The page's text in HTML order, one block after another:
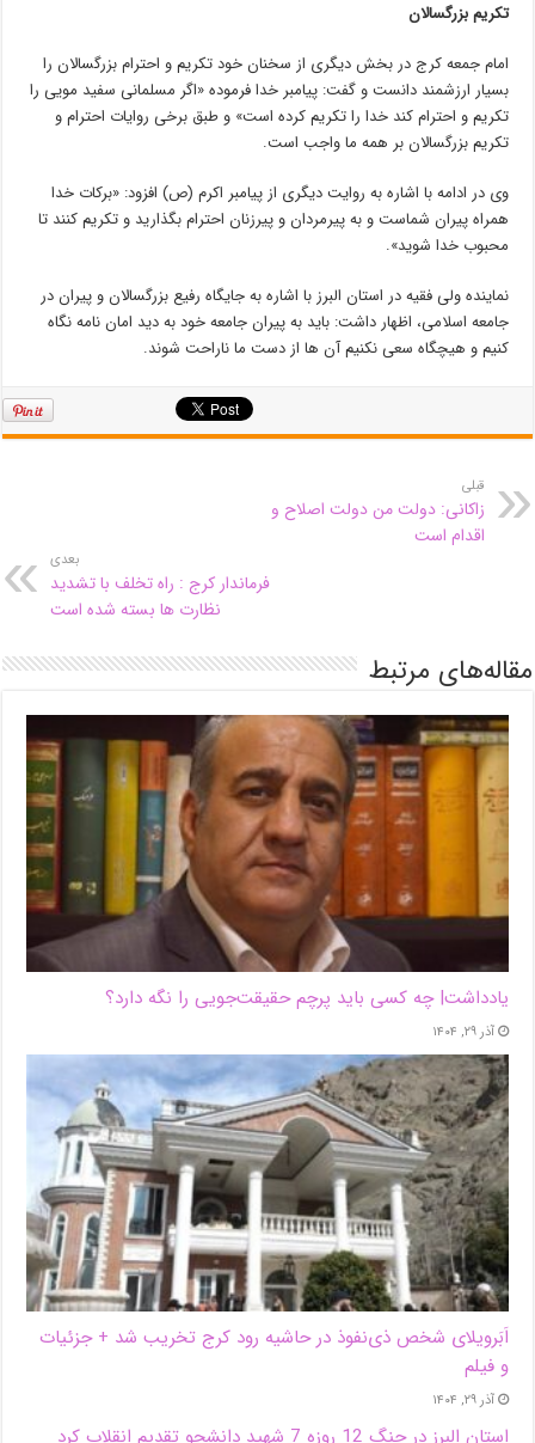
تکریم بزرگسالان
امام جمعه کرج در بخش دیگری از سخنان خود تکریم و احترام بزرگسالان را
بسیار ارزشمند دانست و گفت: پیامبر خدا فرموده «‌اگر مسلمانی سفید مویی را
تکریم و احترام کند خدا را تکریم کرده است» و طبق برخی روایات احترام و
تکریم بزرگسالان بر همه ما واجب است.
وی در ادامه با اشاره به روایت دیگری از پیامبر اکرم (ص) افزود: «برکات خدا
همراه پیران شماست و به پیرمردان و پیرزنان احترام بگذارید و تکریم کنند تا
محبوب خدا شوید».
نماینده ولی فقیه در استان البرز با اشاره به جایگاه رفیع بزرگسالان و پیران در
جامعه اسلامی، اظهار داشت: باید به پیران جامعه خود به دید امان نامه نگاه
کنیم و هیچگاه سعی نکنیم آن ها از دست ما ناراحت شوند.
قبلی
زاکانی: دولت من دولت اصلاح و
اقدام است
بعدی
فرماندار کرج : راه تخلف با تشدید
نظارت ها بسته شده است
مقاله‌های مرتبط
یادداشت| ‌چه کسی باید پرچم حقیقت‌جویی را نگه دارد؟
آذر ۲۹, ۱۴۰۴
اَبَر‌ویلای شخص ذی‌نفوذ در حاشیه‌ رود کرج تخریب شد + جزئیات
و فیلم
آذر ۲۹, ۱۴۰۴
استان البرز در جنگ 12 روزه 7 شهید دانشجو تقدیم انقلاب کرد